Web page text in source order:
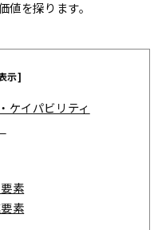
を探ります。
示]
ケイパビリティ
素
素